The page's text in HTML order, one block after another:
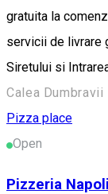
gratuita la
servicii de livrare
Siretului si
Calea Dumbravii
Pizza place
Open
Pizzeria Napoli